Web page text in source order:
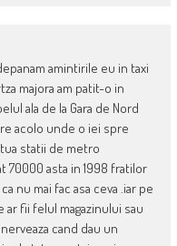
amintirile eu in taxi
majora am patit-o in
ala de la Gara de Nord
acolo unde o iei spre
statii de metro
70000 asta in 1998 fratilor
nu mai fac asa ceva .iar pe
ar fii felul magazinului sau
cand dau un